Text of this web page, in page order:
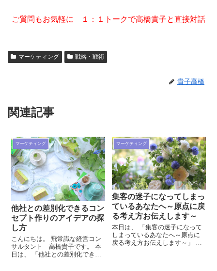
ご質問もお気軽に １：１トークで高橋貴子と直接対話
マーケティング 戦略・戦術
貴子高橋
関連記事
マーケティング
他社との差別化できるコン
セプト作りのアイデアの探
し方
こんにちは。 飛常識な経営コン
サルタント 高橋貴子です。 本
日は、 「他社との差別化できる
マーケティング
集客の迷子になってしまっ
ているあなたへ～原点に戻
る考え方お伝えします～
本日は、 「集客の迷子になって
しまっているあなたへ～原点に
戻る考え方お伝えします～」 と